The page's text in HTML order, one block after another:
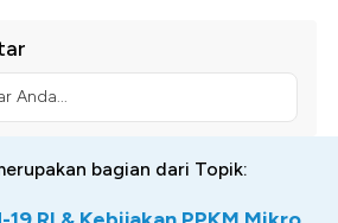
Anda...
bagian dari Topik: